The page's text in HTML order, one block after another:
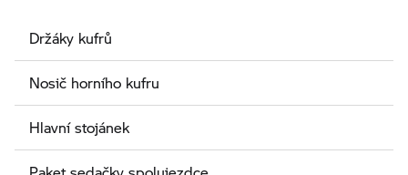
Držáky kufrů
Nosič horního kufru
Hlavní stojánek